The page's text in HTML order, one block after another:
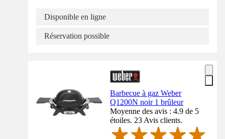
Disponible en ligne
Réservation possible
Barbecue à gaz Weber
Q1200N noir 1 brûleur
Moyenne des avis : 4.9 de 5
étoiles. 23 Avis clients.